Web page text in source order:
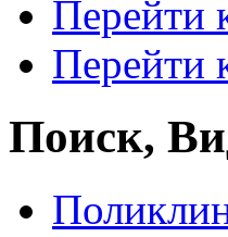
Перейти
Перейти
Поиск,